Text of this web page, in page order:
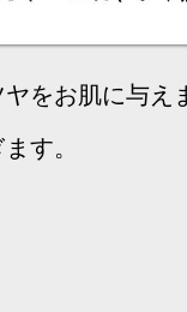
をお肌に与え
す。